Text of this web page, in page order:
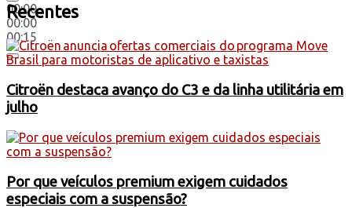
00:00
00:00
00:15
Recentes
Citroën destaca avanço do C3 e da linha utilitária em
julho
Por que veículos premium exigem cuidados
especiais com a suspensão?